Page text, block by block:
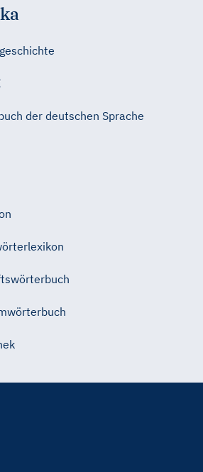
der deutschen Sprache